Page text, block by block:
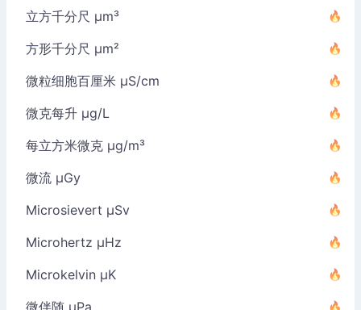
立方千分尺 µm³
方形千分尺 µm²
微粒细胞百厘米 µS/cm
微克每升 µg/L
每立方米微克 µg/m³
微流 µGy
Microsievert µSv
Microhertz µHz
Microkelvin µK
微伴随 µPa